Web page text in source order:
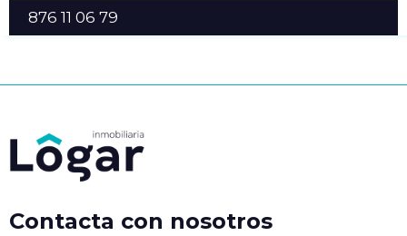
876 11 06 79
Contacta con nosotros